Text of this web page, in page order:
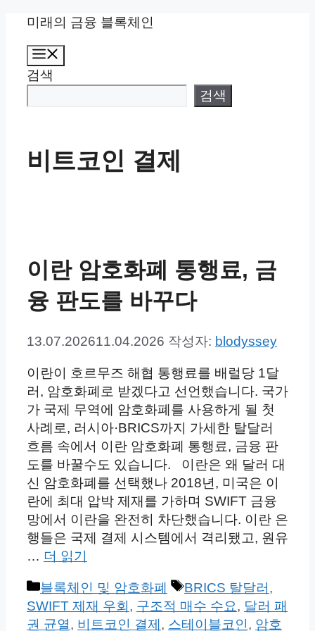
미래의 금융 블록체인
검색
검색
비트코인 결제
이란 암호화폐 통행료, 금
융 판도를 바꾸다
13.07.202611.04.2026 작성자: blodyssey
이란이 호르무즈 해협 통행료를 배럴당 1달
러, 암호화폐로 받겠다고 선언했습니다. 국가
가 국제 무역에 암호화폐를 사용하게 될 첫
사례로, 러시아·BRICS까지 가세한 탈달러
흐름 속에서 이란 암호화폐 통행료, 금융 판
도를 바꿀수도 있습니다. 이란은 왜 달러 대
신 암호화폐를 선택했나 2018년, 미국은 이
란에 최대 압박 제재를 가하며 SWIFT 금융
망에서 이란을 완전히 차단했습니다. 이란 은
행들은 국제 결제 시스템에서 격리됐고, 원유
… 더 읽기
카
테
고
블록체인 및 암호화폐
태
그
BRICS 탈달러 ,
SWIFT 제재 우회 , 구조적 매수 수요, 달러 패
권 균열, 비트코인 결제 , 스테이블코인, 암호